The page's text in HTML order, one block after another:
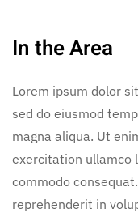
In the Area
Lorem ipsum dolor
sed do eiusmod
magna aliqua. Ut
exercitation ullamco
commodo
reprehenderit in